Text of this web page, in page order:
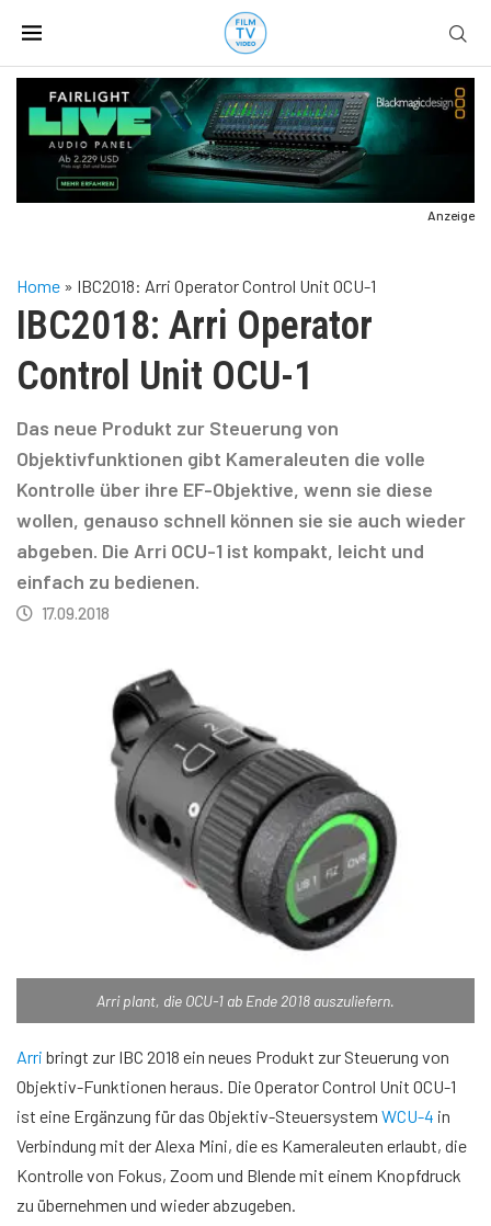
Anzeige
Home » IBC2018: Arri Operator Control Unit OCU-1
IBC2018: Arri Operator
Control Unit OCU-1
Das neue Produkt zur Steuerung von
Objektivfunktionen gibt Kameraleuten die volle
Kontrolle über ihre EF-Objektive, wenn sie diese
wollen, genauso schnell können sie sie auch wieder
abgeben. Die Arri OCU-1 ist kompakt, leicht und
einfach zu bedienen.
17.09.2018
Arri plant, die OCU-1 ab Ende 2018 auszuliefern.
Arri bringt zur IBC 2018 ein neues Produkt zur Steuerung von
Objektiv-Funktionen heraus. Die Operator Control Unit OCU-1
ist eine Ergänzung für das Objektiv-Steuersystem WCU-4 in
Verbindung mit der Alexa Mini, die es Kameraleuten erlaubt, die
Kontrolle von Fokus, Zoom und Blende mit einem Knopfdruck
zu übernehmen und wieder abzugeben.